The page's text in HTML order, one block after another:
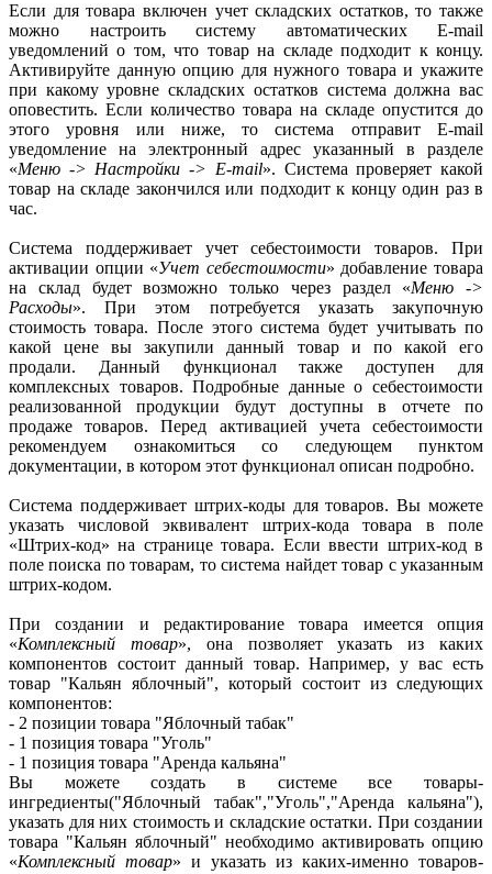
Если для товара включен учет складских остатков, то также
можно настроить систему автоматических E-mail
уведомлений о том, что товар на складе подходит к концу.
Активируйте данную опцию для нужного товара и укажите
при какому уровне складских остатков система должна вас
оповестить. Если количество товара на складе опустится до
этого уровня или ниже, то система отправит E-mail
уведомление на электронный адрес указанный в разделе
«Меню -> Настройки -> E-mail». Система проверяет какой
товар на складе закончился или подходит к концу один раз в
час.
Система поддерживает учет себестоимости товаров. При
активации опции «Учет себестоимости» добавление товара
на склад будет возможно только через раздел «Меню ->
Расходы». При этом потребуется указать закупочную
стоимость товара. После этого система будет учитывать по
какой цене вы закупили данный товар и по какой его
продали. Данный функционал также доступен для
комплексных товаров. Подробные данные о себестоимости
реализованной продукции будут доступны в отчете по
продаже товаров. Перед активацией учета себестоимости
рекомендуем ознакомиться со следующем пунктом
документации, в котором этот функционал описан подробно.
Система поддерживает штрих-коды для товаров. Вы можете
указать числовой эквивалент штрих-кода товара в поле
«Штрих-код» на странице товара. Если ввести штрих-код в
поле поиска по товарам, то система найдет товар с указанным
штрих-кодом.
При создании и редактирование товара имеется опция
«Комплексный товар», она позволяет указать из каких
компонентов состоит данный товар. Например, у вас есть
товар "Кальян яблочный", который состоит из следующих
компонентов:
- 2 позиции товара "Яблочный табак"
- 1 позиция товара "Уголь"
- 1 позиция товара "Аренда кальяна"
Вы можете создать в системе все товары-
ингредиенты("Яблочный табак","Уголь","Аренда кальяна"),
указать для них стоимость и складские остатки. При создании
товара "Кальян яблочный" необходимо активировать опцию
«Комплексный товар» и указать из каких-именно товаров-